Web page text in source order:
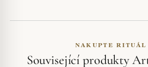
NAKUPTE RITUÁL
Související produkty